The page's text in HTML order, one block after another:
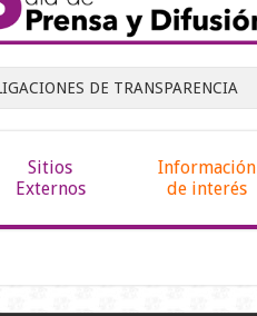
DE TRANSPARENCIA
Sitios
Externos
Información
de interés